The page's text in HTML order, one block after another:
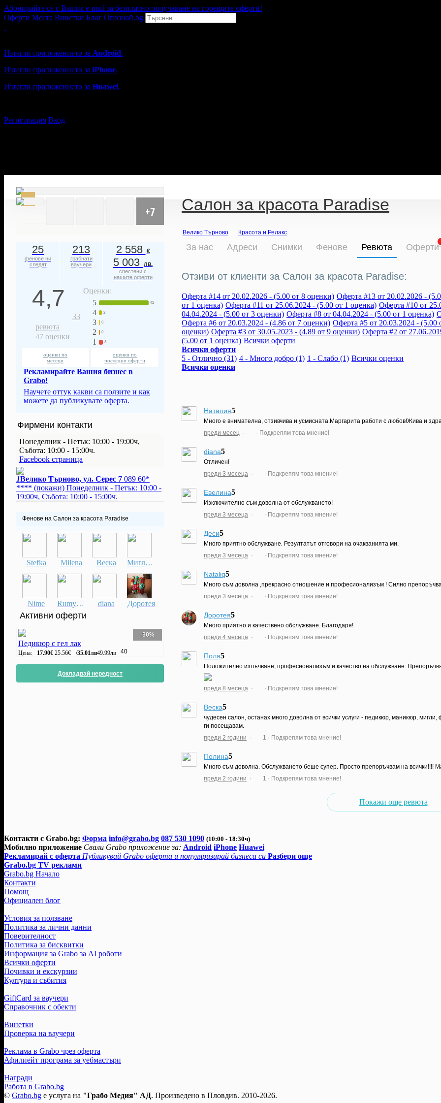
Абонирайте се с Вашия e-mail за безплатно получаване на горещите оферти!
Оферти Места Винетки Блог Опознай.bg
Изтегли приложението за Android.
Изтегли приложението за iPhone.
Изтегли приложението за Huawei.
Регистрация Вход
+7
25
фенове ни
следят
213
грабнати
ваучери
2 558 €
5 003 лв.
спестени с
нашите оферти
4,7
33
ревюта
47 оценки
Оценки:
5
42
4 2
3 0
2 0
1 3
оценки по
месеци
оценки по
последни оферти
Рекламирайте Вашия бизнес в
Grabo!
Научете оттук какви са ползите и как
можете да публикувате оферта.
Фирмени контакти
Понеделник - Петък: 10:00 - 19:00ч,
Събота: 10:00 - 15:00ч.
Facebook страница
1Велико Търново, ул. Серес 7 089 60*
**** (покажи) Понеделник - Петък: 10:00 -
19:00ч, Събота: 10:00 - 15:00ч.
Фенове на Салон за красота Paradise
Stefka Milena Веска Миглена
Nime Rumyana diana Доротея
Активни оферти
-30%
Педикюр с гел лак
Цена: 17.90€ 25.56€ /35.01лв49.99лв 40
Докладвай нередност
Салон за красота Paradise
Велико Търново Красота и Релакс
За нас Адреси Снимки Фенове Ревюта Оферти
Отзиви от клиенти за Салон за красота Paradise:
Оферта #14 от 20.02.2026 - (5.00 от 8 оценки) Оферта #13 от 20.02.2026 -
от 1 оценка) Оферта #11 от 25.06.2024 - (5.00 от 1 оценка) Оферта #10 от
04.04.2024 - (5.00 от 3 оценки) Оферта #8 от 04.04.2024 - (5.00 от 1 оценка)
Оферта #6 от 20.03.2024 - (4.86 от 7 оценки) Оферта #5 от 20.03.2024 - (5.00
оценки) Оферта #3 от 30.05.2023 - (4.89 от 9 оценки) Оферта #2 от
(5.00 от 1 оценка) Всички оферти
Всички оферти
5 - Отлично (31) 4 - Много добро (1) 1 - Слабо (1) Всички оценки
Всички оценки
Наталия5
Много е внимателна, отзивчива и усмисната.Маргарита работи с любов!Жива и
преди месец · · Подкрепям това мнение!
diana5
Отличен!
преди 3 месеца · · Подкрепям това мнение!
Евелина5
Изключително съм доволна от обслужването!
преди 3 месеца · · Подкрепям това мнение!
Деси5
Много приятно обслужване. Резултатът отговори на очакванията ми.
преди 3 месеца · · Подкрепям това мнение!
Nataliq5
Много съм доволна ,прекрасно отношение и професионализъм ! Силно
преди 3 месеца · · Подкрепям това мнение!
Доротея5
Много приятно и качествено обслужване. Благодаря!
преди 4 месеца · · Подкрепям това мнение!
Поля5
Положително излъчване, професионализъм и качество на обслужване.
преди 8 месеца · · Подкрепям това мнение!
Веска5
чудесен салон, останах много доволна от всички услуги - педикюр, маникюр,
ги посещавам.
преди 2 години · 1 · Подкрепям това мнение!
Полина5
Много съм доволна. Обслужването беше супер. Просто препоръчвам на всички!!!!
преди 2 години · 1 · Подкрепям това мнение!
Покажи още ревюта
Контакти с Grabo.bg: Форма info@grabo.bg 087 530 1090 (10:00 - 18:30ч)
Мобилно приложение Свали Grabo приложение за: Android iPhone Huawei
Рекламирай с оферта Публикувай Grabo оферта и популяризирай бизнеса си Разбери още
Grabo.bg TV реклами
Grabo.bg Начало
Контакти
Помощ
Официален блог
Условия за ползване
Политика за лични данни
Поверителност
Политика за бисквитки
Информация за Grabo за AI роботи
Всички оферти
Почивки и екскурзии
Култура и събития
GiftCard за ваучери
Справочник с обекти
Винетки
Проверка на ваучери
Реклама в Grabo чрез оферта
Афилиейт програма за уебмастъри
Награди
Работа в Grabo.bg
© Grabo.bg е услуга на "Грабо Медия" АД. Произведено в Пловдив. 2010-2026.